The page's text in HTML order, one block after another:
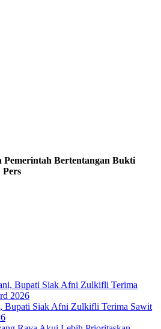
Pemerintah Bertentangan Bukti
Bupati Siak Afni Zulkifli Terima Sawit